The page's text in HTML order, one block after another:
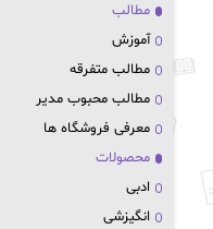
مطالب
آموزش
مطالب متفرقه
مطالب محبوب مدیر
معرفی فروشگاه ها
محصولات
ادبی
انگیزشی